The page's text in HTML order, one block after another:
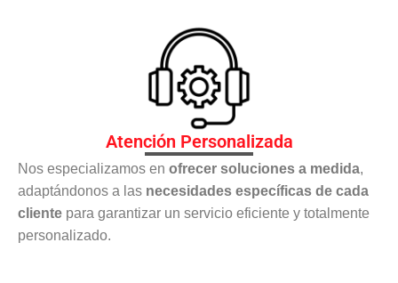
Atención Personalizada
Nos especializamos en ofrecer soluciones a medida,
adaptándonos a las necesidades específicas de cada
cliente para garantizar un servicio eficiente y totalmente
personalizado.